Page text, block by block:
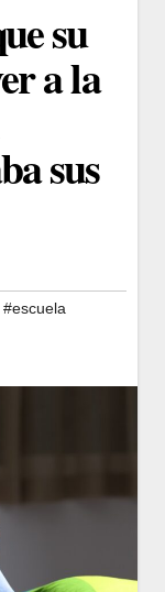
su
a la
sus
#escuela